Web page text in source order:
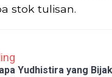
stok tulisan.
Yudhistira yang